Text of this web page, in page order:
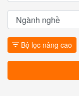
Bộ lọc nâng cao